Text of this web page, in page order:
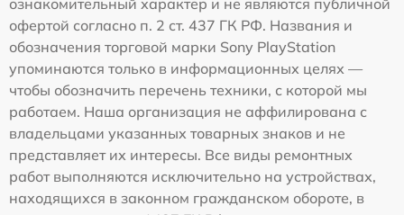
ознакомительный характер и не являются публичной
офертой согласно п. 2 ст. 437 ГК РФ. Названия и
обозначения торговой марки Sony PlayStation
упоминаются только в информационных целях —
чтобы обозначить перечень техники, с которой мы
работаем. Наша организация не аффилирована с
владельцами указанных товарных знаков и не
представляет их интересы. Все виды ремонтных
работ выполняются исключительно на устройствах,
находящихся в законном гражданском обороте, в